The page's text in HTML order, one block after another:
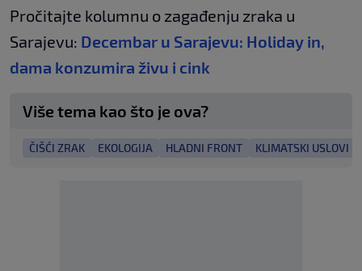
Pročitajte kolumnu o zagađenju zraka u
Sarajevu: Decembar u Sarajevu: Holiday in,
dama konzumira živu i cink
Više tema kao što je ova?
ČIŠĆI ZRAK EKOLOGIJA HLADNI FRONT KLIMATSKI USLOVI